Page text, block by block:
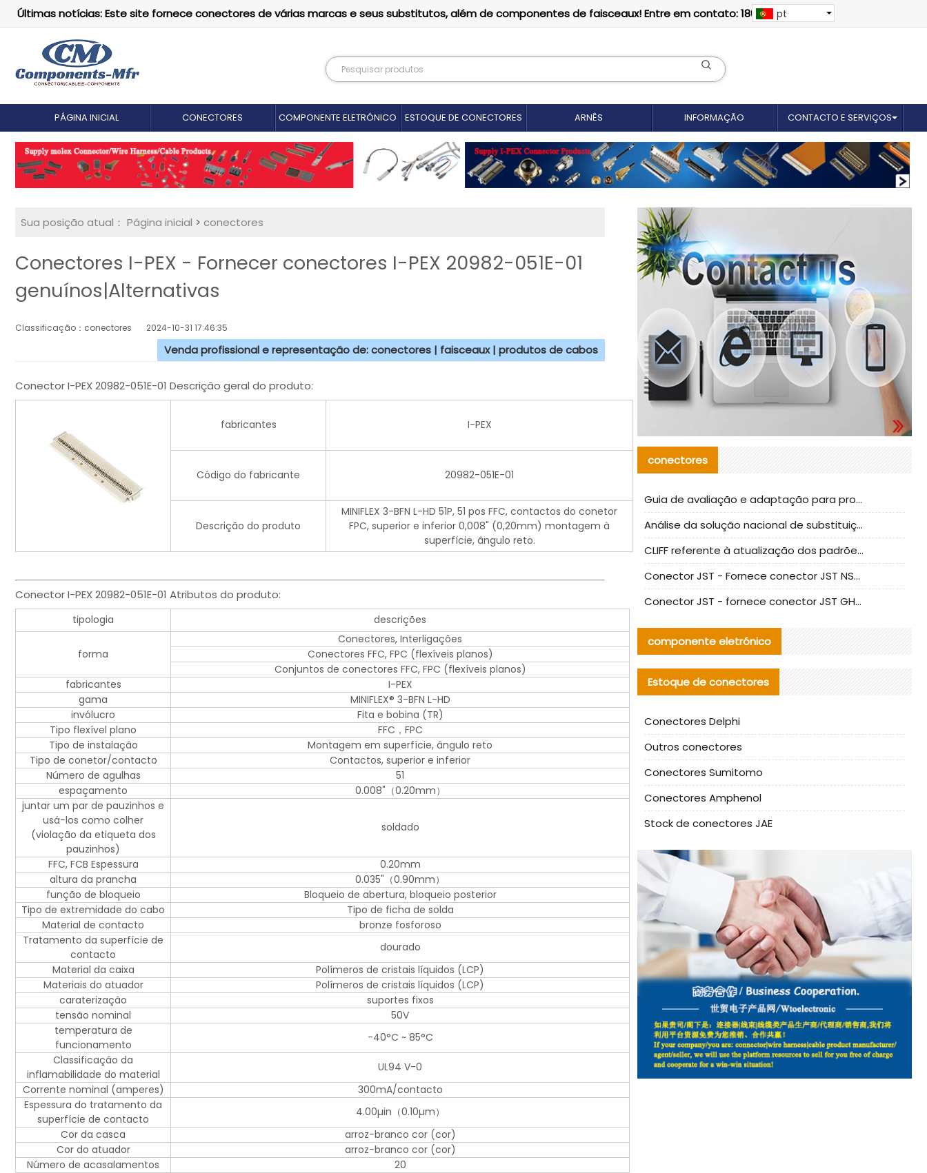
Últimas notícias: Este site fornece conectores de várias marcas e seus substitutos, além de componentes de faisceaux! Entre em contato: 18012695035
pt
PÁGINA INICIAL CONECTORES COMPONENTE ELETRÓNICO ESTOQUE DE CONECTORES ARNÊS INFORMAÇÃO CONTACTO E SERVIÇOS
Sua posição atual： Página inicial > conectores
Conectores I-PEX - Fornecer conectores I-PEX 20982-051E-01
genuínos|Alternativas
Classificação：conectores 2024-10-31 17:46:35
Venda profissional e representação de: conectores | faisceaux | produtos de cabos
Conector I-PEX 20982-051E-01 Descrição geral do produto:
fabricantes I-PEX
Código do fabricante 20982-051E-01
Descrição do produto
MINIFLEX 3-BFN L-HD 51P, 51 pos FFC, contactos do conetor
FPC, superior e inferior 0,008" (0,20mm) montagem à
superfície, ângulo reto.
Conector I-PEX 20982-051E-01 Atributos do produto:
tipologia descrições
forma
Conectores, Interligações
Conectores FFC, FPC (flexíveis planos)
Conjuntos de conectores FFC, FPC (flexíveis planos)
fabricantes
I-PEX
gama
MINIFLEX® 3-BFN L-HD
invólucro
Fita e bobina (TR)
Tipo flexível plano
FFC，FPC
Tipo de instalação
Montagem em superfície, ângulo reto
Tipo de conetor/contacto
Contactos, superior e inferior
Número de agulhas
51
espaçamento
0.008"（0.20mm）
juntar um par de pauzinhos e
usá-los como colher
(violação da etiqueta dos
pauzinhos)
soldado
FFC, FCB Espessura
0.20mm
altura da prancha
0.035"（0.90mm）
função de bloqueio
Bloqueio de abertura, bloqueio posterior
Tipo de extremidade do cabo
Tipo de ficha de solda
Material de contacto
bronze fosforoso
Tratamento da superfície de
contacto
dourado
Material da caixa
Polímeros de cristais líquidos (LCP)
Materiais do atuador
Polímeros de cristais líquidos (LCP)
caraterização
suportes fixos
tensão nominal
50V
temperatura de
funcionamento
-40°C ~ 85°C
Classificação da
inflamabilidade do material
UL94 V-0
Corrente nominal (amperes)
300mA/contacto
Espessura do tratamento da
superfície de contacto
4.00µin（0.10µm）
Cor da casca
arroz-branco cor (cor)
Cor do atuador
arroz-branco cor (cor)
Número de acasalamentos
20
conectores
Guia de avaliação e adaptação para produção em massa de componentes de cabos nacionais CNC Tech
Análise da solução nacional de substituição da linha de alta frequência I-PEX
CLIFF referente à atualização dos padrões de teste de conectores nacionais
Conector JST - Fornece conector JST NSHR-02V-S original | substituto
Conector JST - fornece conector JST GHR-09V-S autêntico | substituto
componente eletrónico
Estoque de conectores
Conectores Delphi
Outros conectores
Conectores Sumitomo
Conectores Amphenol
Stock de conectores JAE